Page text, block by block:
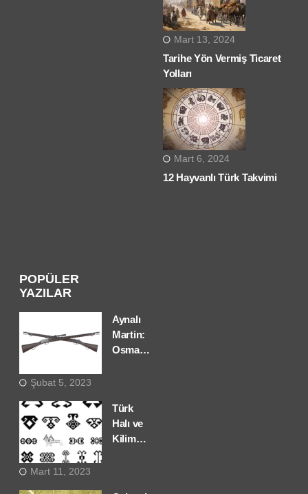
Mart 13, 2024
Tarihe Yön Vermiş Ticaret
Yolları
Mart 6, 2024
12 Hayvanlı Türk Takvimi
POPÜLER
YAZILAR
Aynalı
Martin:
Osmanlı’nın
Şubat 5, 2023
Türk
Halı ve
Kilim
Mart 11, 2023